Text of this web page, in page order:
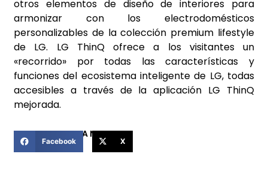
otros elementos de diseño de interiores para
armonizar con los electrodomésticos
personalizables de la colección premium lifestyle
de LG. LG ThinQ ofrece a los visitantes un
«recorrido» por todas las características y
funciones del ecosistema inteligente de LG, todas
accesibles a través de la aplicación LG ThinQ
mejorada.
COMPARTIR ESTA NOTICIA
Facebook X